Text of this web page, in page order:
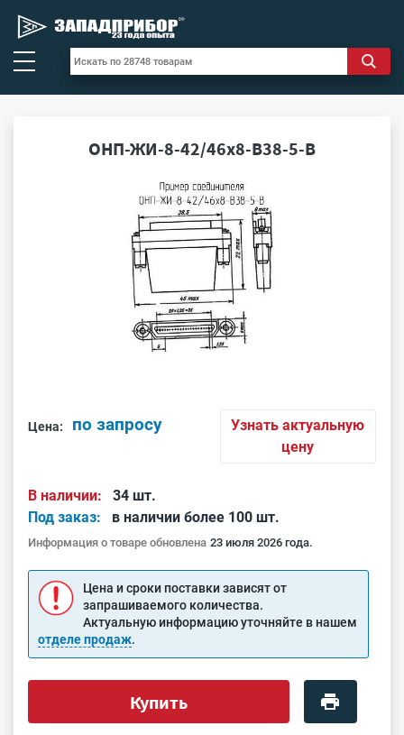
ОНП-ЖИ-8-42/46х8-В38-5-В
Цена: по запросу
Узнать актуальную
цену
В наличии:
34 шт.
Под заказ:
в наличии более 100 шт.
Информация о товаре обновлена 23 июля 2026 года.
Цена и сроки поставки зависят от
запрашиваемого количества.
Актуальную информацию уточняйте в нашем
отделе продаж.
Купить